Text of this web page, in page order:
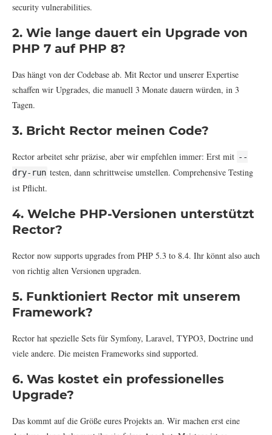
security vulnerabilities.
2. Wie lange dauert ein Upgrade von
PHP 7 auf PHP 8?
Das hängt von der Codebase ab. Mit Rector und unserer Expertise
schaffen wir Upgrades, die manuell 3 Monate dauern würden, in 3
Tagen.
3. Bricht Rector meinen Code?
Rector arbeitet sehr präzise, aber wir empfehlen immer: Erst mit --
dry-run testen, dann schrittweise umstellen. Comprehensive Testing
ist Pflicht.
4. Welche PHP-Versionen unterstützt
Rector?
Rector now supports upgrades from PHP 5.3 to 8.4. Ihr könnt also auch
von richtig alten Versionen upgraden.
5. Funktioniert Rector mit unserem
Framework?
Rector hat spezielle Sets für Symfony, Laravel, TYPO3, Doctrine und
viele andere. Die meisten Frameworks sind supported.
6. Was kostet ein professionelles
Upgrade?
Das kommt auf die Größe eures Projekts an. Wir machen erst eine